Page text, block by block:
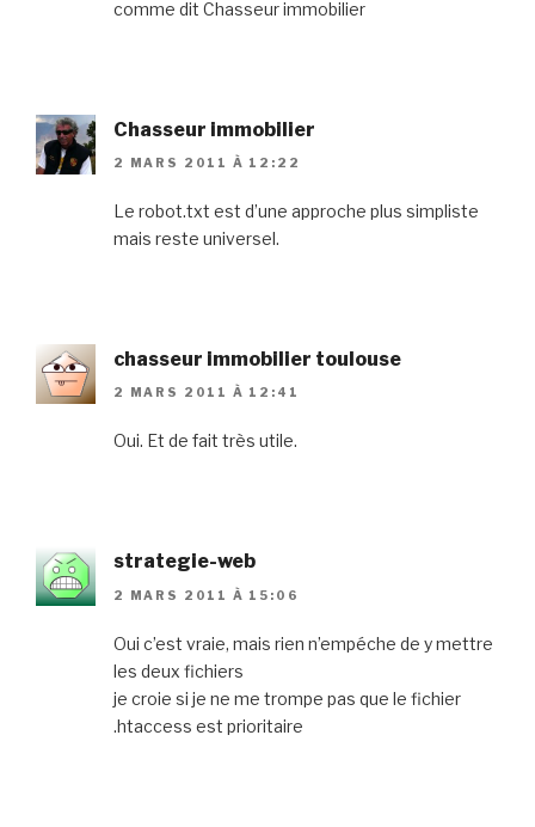
comme dit Chasseur immobilier
Chasseur immobilier
2 MARS 2011 À 12:22
Le robot.txt est d’une approche plus simpliste
mais reste universel.
chasseur immobilier toulouse
2 MARS 2011 À 12:41
Oui. Et de fait très utile.
strategie-web
2 MARS 2011 À 15:06
Oui c’est vraie, mais rien n’empéche de y mettre
les deux fichiers
je croie si je ne me trompe pas que le fichier
.htaccess est prioritaire